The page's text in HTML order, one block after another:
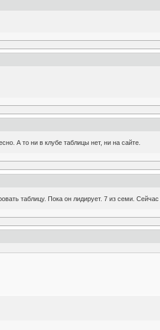
А то ни в клубе таблицы нет, ни на сайте.
таблицу. Пока он лидирует. 7 из семи. Сейчас